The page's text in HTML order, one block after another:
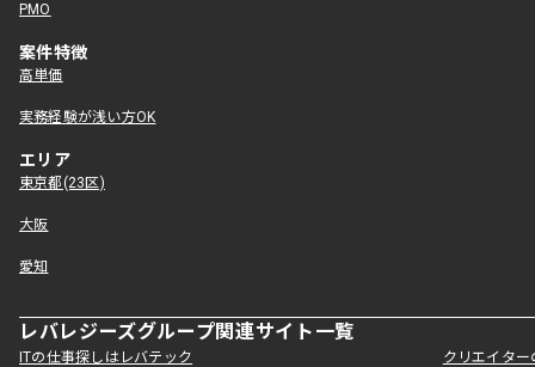
PMO
案件特徴
高単価
実務経験が浅い方OK
エリア
東京都(23区)
大阪
愛知
レバレジーズグループ関連サイト一覧
ITの仕事探しはレバテック クリエイタ